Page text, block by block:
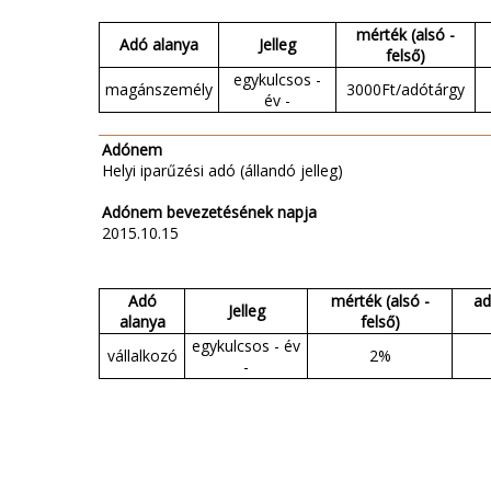
Adó alanya Jelleg
mérték (alsó -
felső)
magánszemély
egykulcsos -
év -
3000Ft/adótárgy
Adónem
Helyi iparűzési adó (állandó jelleg)
Adónem bevezetésének napja
2015.10.15
Adó
alanya
Jelleg
mérték (alsó -
felső)
vállalkozó
egykulcsos - év
-
2%